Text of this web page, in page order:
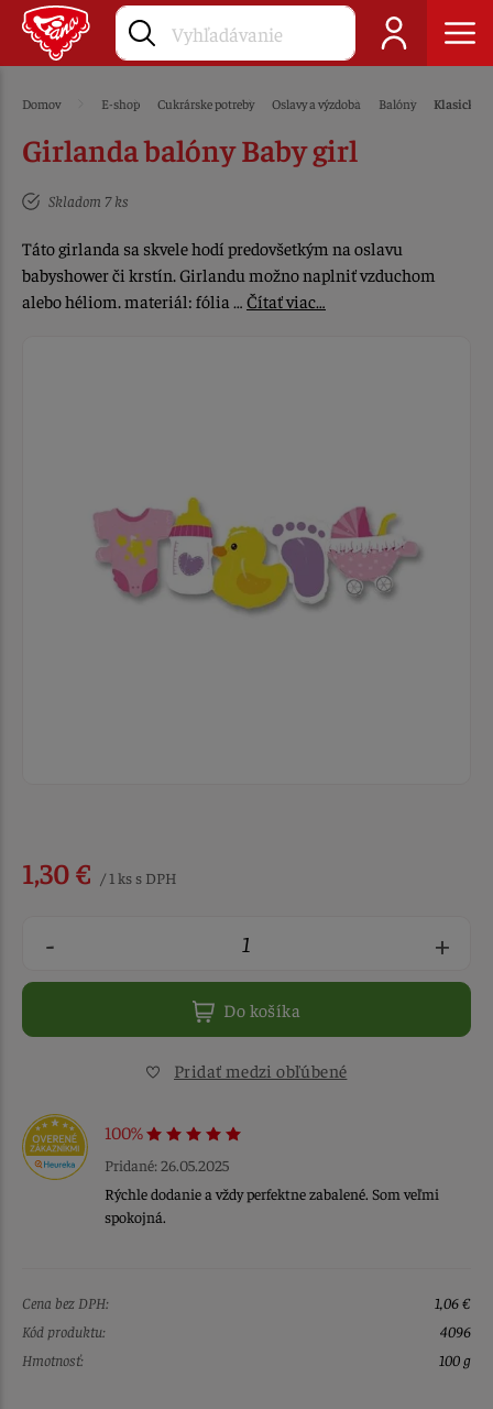
Domov E-shop Cukrárske potreby Oslavy a výzdoba Balóny Klasické
Girlanda balóny Baby girl
Skladom 7 ks
Táto girlanda sa skvele hodí predovšetkým na oslavu
babyshower či krstín. Girlandu možno naplniť vzduchom
alebo héliom. materiál: fólia … Čítať viac…
1,30 € / 1 ks s DPH
- +
Do košíka
Pridať medzi obľúbené
100%
Pridané: 26.05.2025
Rýchle dodanie a vždy perfektne zabalené. Som veľmi
spokojná.
Cena bez DPH:
1,06 €
Kód produktu:
4096
Hmotnosť:
100 g